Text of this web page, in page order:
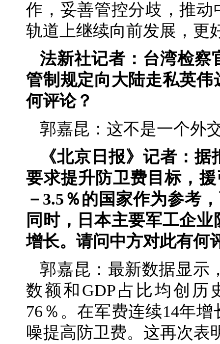
作，妥善管控分歧，推
轨道上继续向前发展，更
法新社记者：台湾检察
管制规定向大陆走私英
何评论？
郭嘉昆：这不是一个外
《北京日报》记者：
要求提升防卫费目标，
－3.5％的国家作为参考
同时，日本主要军工企
增长。请问中方对此有何
郭嘉昆：最新数据显示
数额和GDP占比均创历
76％。在军费连续14年
噪提高防卫费。这再次表